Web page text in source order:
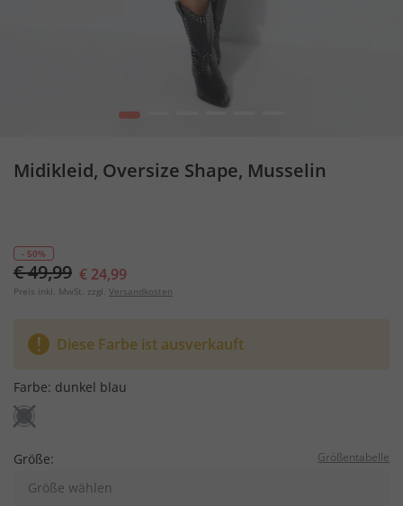
1
Midikleid, Oversize Shape, Musselin
- 50%
€ 49,99 € 24,99
Preis inkl. MwSt. zzgl. Versandkosten
Diese Farbe ist ausverkauft
Farbe: dunkel blau
Größe: Größentabelle
Größe wählen